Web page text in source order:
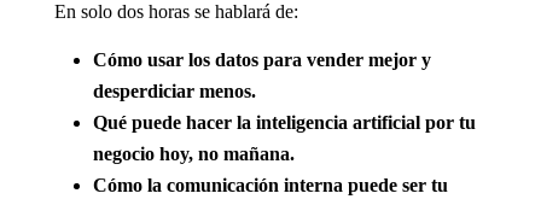
En solo dos horas se hablará de:
Cómo usar los datos para vender mejor y
desperdiciar menos.
Qué puede hacer la inteligencia artificial por tu
negocio hoy, no mañana.
Cómo la comunicación interna puede ser tu